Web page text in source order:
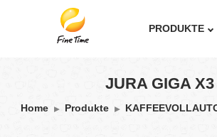
PRODUKTE
JURA GIGA X3
Home Produkte